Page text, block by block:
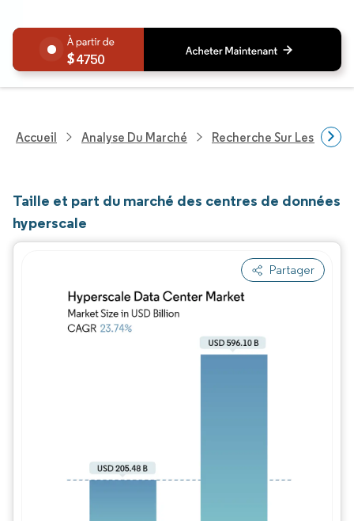
4750
Accueil Analyse Du Marché Recherche Sur Les
Taille et part du marché des centres de données
hyperscale
Partager